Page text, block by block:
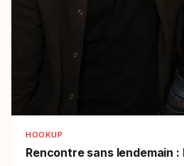
HOOKUP
Rencontre sans lendemain :